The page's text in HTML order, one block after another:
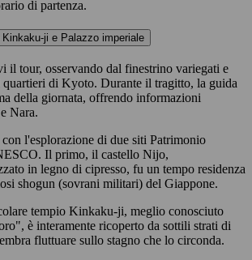
di partenza.
ji e Palazzo imperiale
il tour, osservando dal finestrino variegati e
quartieri di Kyoto. Durante il tragitto, la guida
della giornata, offrendo informazioni
Nara.
l'esplorazione di due siti Patrimonio
Il primo, il castello Nijo,
in legno di cipresso, fu un tempo residenza
shogun (sovrani militari) del Giappone.
tempio Kinkaku-ji, meglio conosciuto
è interamente ricoperto da sottili strati di
fluttuare sullo stagno che lo circonda.